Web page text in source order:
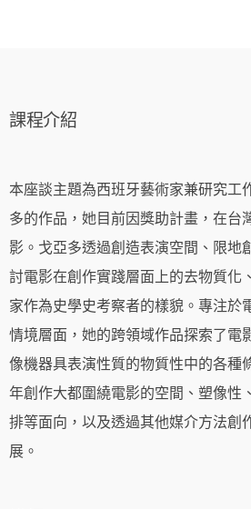
課程介紹
本座談主題為西班牙藝術家兼研究工
多的作品，她目前因獎助計畫，在台
影。戈亞多透過創造表演空間、限地
討電影在創作實踐層面上的去物質化
家作為史學史考察者的樣貌。專注於
情境層面，她的跨領域作品探索了電
像機器具表演性質的物質性中的各種
年創作大都圍繞電影的空間、塑像性
排等面向，以及透過其他媒介方法創
展。